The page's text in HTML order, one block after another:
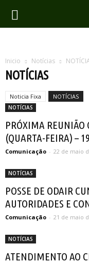
Inicio Notícias
NOTÍCIAS
Noticia Fixa NOTÍCIAS
NOTÍCIAS
PRÓXIMA
(QUARTA-FEIRA) –
Comunicação - 22 de maio
NOTÍCIAS
POSSE DE ODAIR
AUTORIDADES E
Comunicação - 21 de maio
NOTÍCIAS
ATENDIMENTO AO